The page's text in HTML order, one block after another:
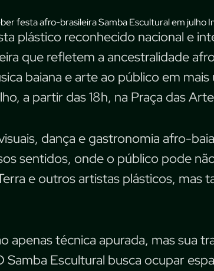
plástico reconhecido nacional e
que refletem a ancestralidade
baiana e arte ao público em
a partir das 18h, na Praça das
dança e gastronomia afro-
sentidos, onde o público pode
e outros artistas plásticos, mas
apenas técnica apurada, mas sua
Samba Escultural busca ocupar